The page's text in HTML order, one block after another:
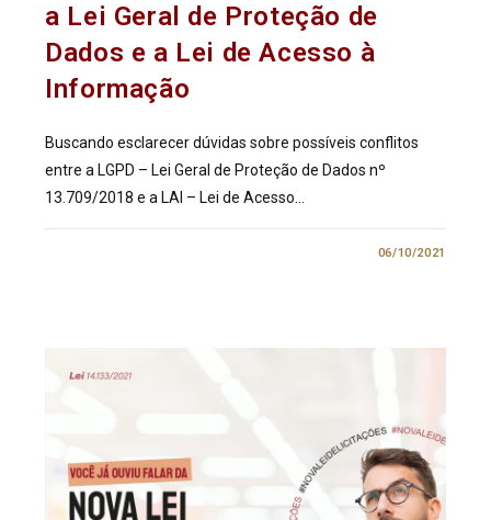
a Lei Geral de Proteção de
Dados e a Lei de Acesso à
Informação
Buscando esclarecer dúvidas sobre possíveis conflitos
entre a LGPD – Lei Geral de Proteção de Dados nº
13.709/2018 e a LAI – Lei de Acesso…
06/10/2021